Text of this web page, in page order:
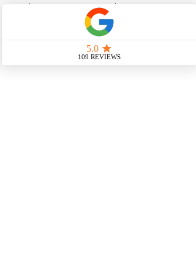
Heb je nog vragen? Stel ze me gerust